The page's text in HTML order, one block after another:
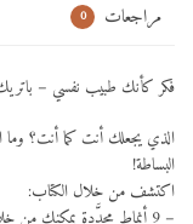
مراجعات
0
فكر كأنك طبيب نفسي –
الذي يجعلك أنت كما أنت؟
البساطة!
اكتشف من خلال الكتاب: